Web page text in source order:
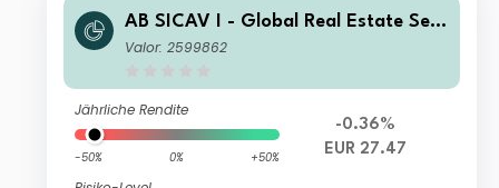
AB SICAV I - Global Real Estate Sec
urities Portfolio A EUR Acc
Valor: 2599862
Jährliche Rendite
-50% 0% +50%
-0.36%
EUR 27.47